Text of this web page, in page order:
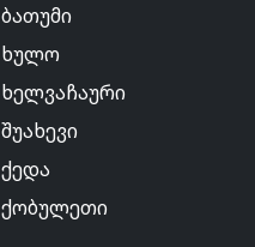
ბათუმი
ხულო
ხელვაჩაური
შუახევი
ქედა
ქობულეთი